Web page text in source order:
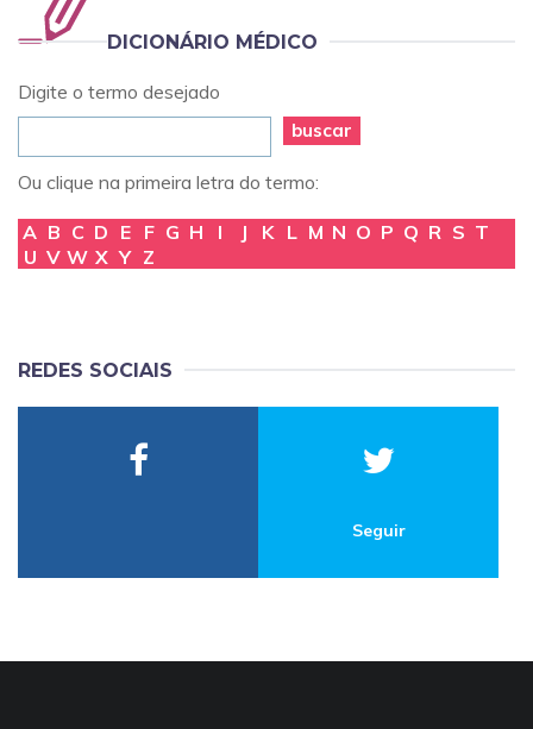
DICIONÁRIO MÉDICO
Digite o termo desejado
buscar
Ou clique na primeira letra do termo:
A B C D E F G H I J K L M N O P Q R S T
U V W X Y Z
REDES SOCIAIS
Seguir